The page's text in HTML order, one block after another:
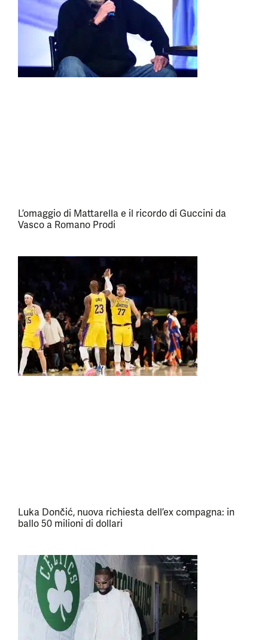
L’omaggio di Mattarella e il ricordo di Guccini da
Vasco a Romano Prodi
Luka Dončić, nuova richiesta dell’ex compagna: in
ballo 50 milioni di dollari